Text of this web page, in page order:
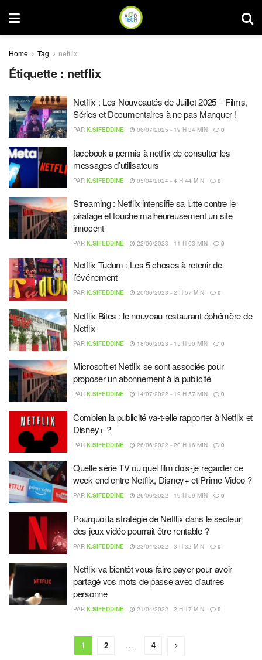
Home Tag netflix
Étiquette : netflix
Netflix : Les Nouveautés de Juillet 2025 – Films,
Séries et Documentaires à ne pas Manquer !
PAR K.SIFEDDINE 06/07/2025 - 19 H 34 MIN 0
facebook a permis à netflix de consulter les
messages d’utilisateurs
PAR K.SIFEDDINE 05/04/2024 - 4 H 44 MIN 0
Streaming : Netflix intensifie sa lutte contre le
piratage et touche malheureusement un site
innocent
PAR K.SIFEDDINE 22/06/2023 - 11 H 03 MIN 0
Netflix Tudum : Les 5 choses à retenir de
l’événement
PAR K.SIFEDDINE 20/06/2023 - 2 H 57 MIN 0
Netflix Bites : le nouveau restaurant éphémère de
Netflix
PAR K.SIFEDDINE 18/06/2023 - 15 H 50 MIN 0
Microsoft et Netflix se sont associés pour
proposer un abonnement à la publicité
PAR K.SIFEDDINE 14/07/2022 - 19 H 57 MIN 0
Combien la publicité va-t-elle rapporter à Netflix et
Disney+ ?
PAR K.SIFEDDINE 26/06/2022 - 20 H 16 MIN 0
Quelle série TV ou quel film dois-je regarder ce
week-end entre Netflix, Disney+ et Prime Video ?
PAR K.SIFEDDINE 26/06/2022 - 19 H 59 MIN 0
Pourquoi la stratégie de Netflix dans le secteur
des jeux vidéo pourrait être rentable ?
PAR K.SIFEDDINE 23/04/2022 - 3 H 32 MIN 0
Netflix va bientôt vous faire payer pour avoir
partagé vos mots de passe avec d’autres
personne
PAR K.SIFEDDINE 21/04/2022 - 2 H 17 MIN 0
1 2 … 4